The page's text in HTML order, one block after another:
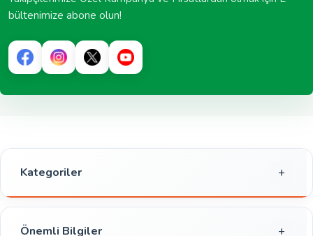
bültenimize abone olun!
Kategoriler
Gıda
Kahvaltılık
Önemli Bilgiler